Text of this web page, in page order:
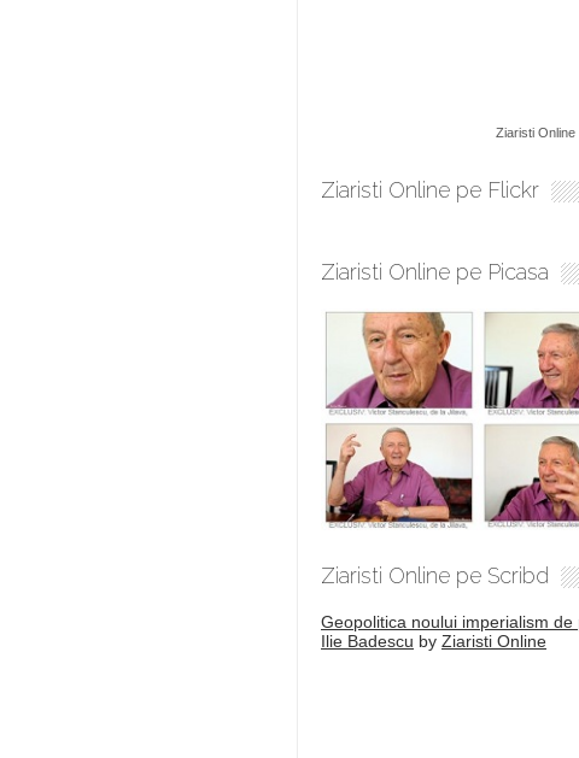
Ziaristi Online
Ziaristi Online pe Flickr
Ziaristi Online pe Picasa
Ziaristi Online pe Scribd
Geopolitica noului imperialism de
Ilie Badescu by Ziaristi Online